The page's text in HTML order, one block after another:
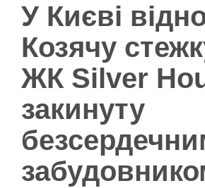
У Києві
Козячу
ЖК Silver
закинуту